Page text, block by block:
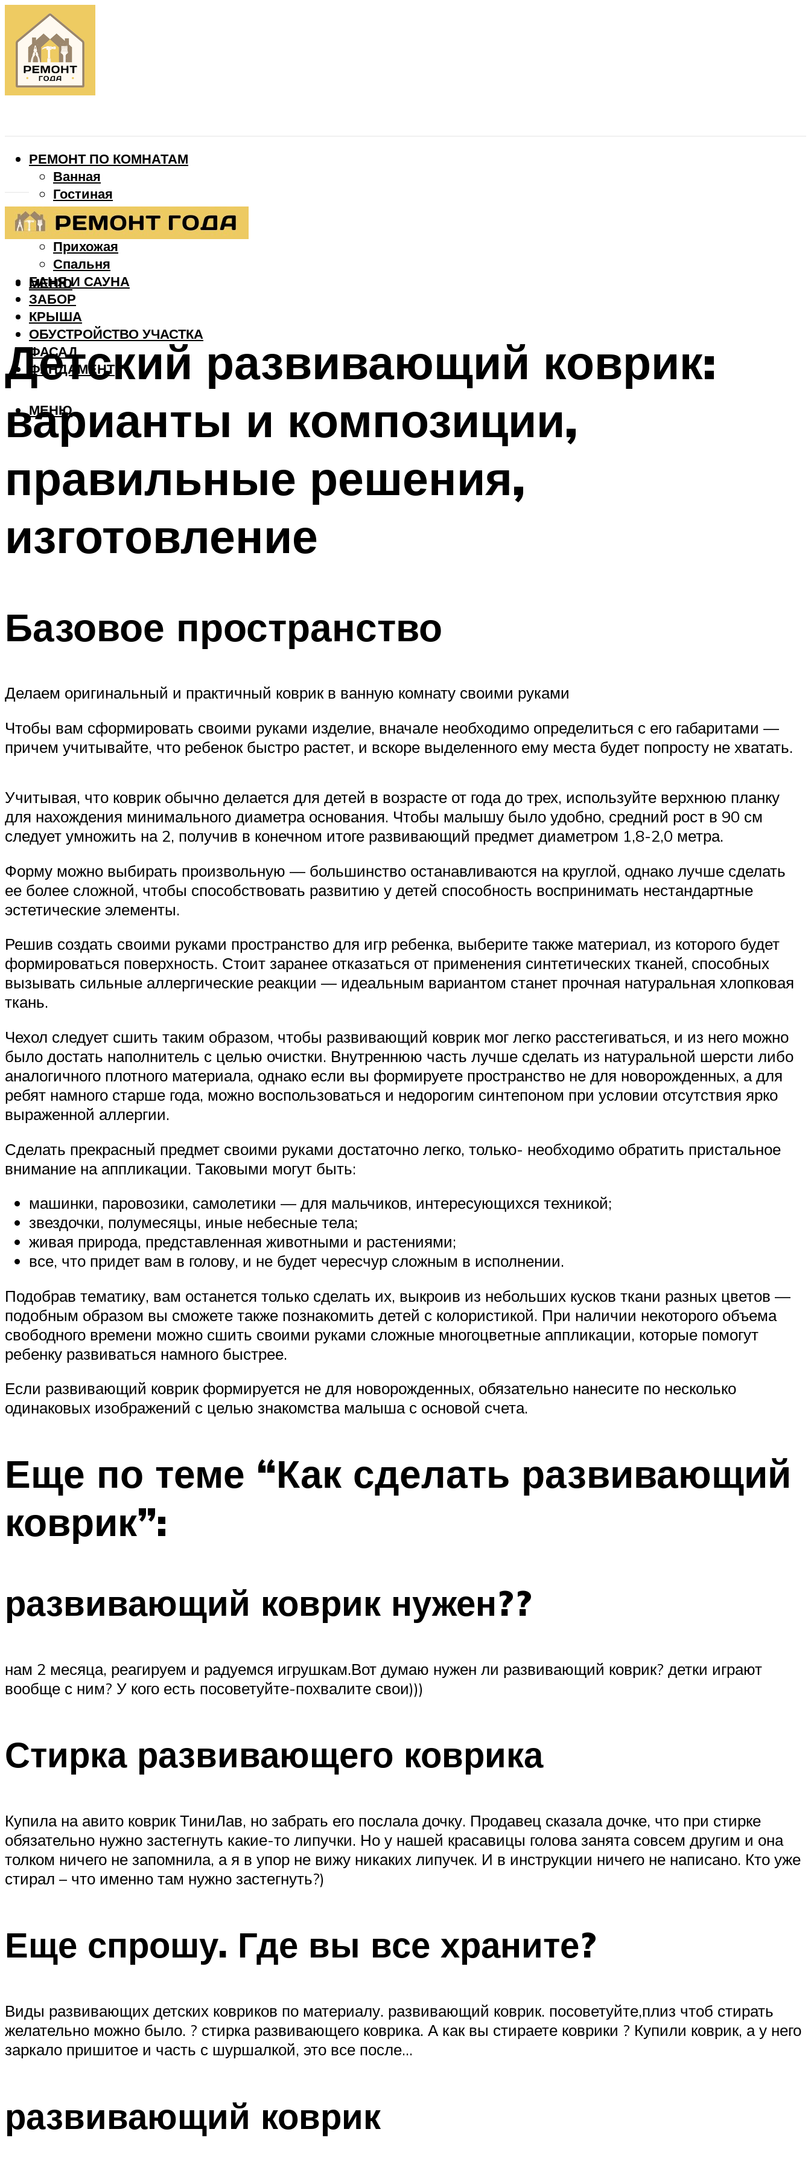
РЕМОНТ ПО КОМНАТАМ
Ванная
Гостиная
Детская
Кухня
Прихожая
Спальня
БАНЯ И САУНА
ЗАБОР
КРЫША
ОБУСТРОЙСТВО УЧАСТКА
ФАСАД
ФУНДАМЕНТ
МЕНЮ
МЕНЮ
Детский развивающий коврик:
варианты и композиции,
правильные решения,
изготовление
Базовое пространство
Делаем оригинальный и практичный коврик в ванную комнату своими руками
Чтобы вам сформировать своими руками изделие, вначале необходимо определиться с его габаритами —
причем учитывайте, что ребенок быстро растет, и вскоре выделенного ему места будет попросту не хватать.
Учитывая, что коврик обычно делается для детей в возрасте от года до трех, используйте верхнюю планку
для нахождения минимального диаметра основания. Чтобы малышу было удобно, средний рост в 90 см
следует умножить на 2, получив в конечном итоге развивающий предмет диаметром 1,8-2,0 метра.
Форму можно выбирать произвольную — большинство останавливаются на круглой, однако лучше сделать
ее более сложной, чтобы способствовать развитию у детей способность воспринимать нестандартные
эстетические элементы.
Решив создать своими руками пространство для игр ребенка, выберите также материал, из которого будет
формироваться поверхность. Стоит заранее отказаться от применения синтетических тканей, способных
вызывать сильные аллергические реакции — идеальным вариантом станет прочная натуральная хлопковая
ткань.
Чехол следует сшить таким образом, чтобы развивающий коврик мог легко расстегиваться, и из него можно
было достать наполнитель с целью очистки. Внутреннюю часть лучше сделать из натуральной шерсти либо
аналогичного плотного материала, однако если вы формируете пространство не для новорожденных, а для
ребят намного старше года, можно воспользоваться и недорогим синтепоном при условии отсутствия ярко
выраженной аллергии.
Сделать прекрасный предмет своими руками достаточно легко, только- необходимо обратить пристальное
внимание на аппликации. Таковыми могут быть:
машинки, паровозики, самолетики — для мальчиков, интересующихся техникой;
звездочки, полумесяцы, иные небесные тела;
живая природа, представленная животными и растениями;
все, что придет вам в голову, и не будет чересчур сложным в исполнении.
Подобрав тематику, вам останется только сделать их, выкроив из небольших кусков ткани разных цветов —
подобным образом вы сможете также познакомить детей с колористикой. При наличии некоторого объема
свободного времени можно сшить своими руками сложные многоцветные аппликации, которые помогут
ребенку развиваться намного быстрее.
Если развивающий коврик формируется не для новорожденных, обязательно нанесите по несколько
одинаковых изображений с целью знакомства малыша с основой счета.
Еще по теме “Как сделать развивающий
коврик”:
развивающий коврик нужен??
нам 2 месяца, реагируем и радуемся игрушкам.Вот думаю нужен ли развивающий коврик? детки играют
вообще с ним? У кого есть посоветуйте-похвалите свои)))
Стирка развивающего коврика
Купила на авито коврик ТиниЛав, но забрать его послала дочку. Продавец сказала дочке, что при стирке
обязательно нужно застегнуть какие-то липучки. Но у нашей красавицы голова занята совсем другим и она
толком ничего не запомнила, а я в упор не вижу никаких липучек. И в инструкции ничего не написано. Кто уже
стирал – что именно там нужно застегнуть?)
Еще спрошу. Где вы все храните?
Виды развивающих детских ковриков по материалу. развивающий коврик. посоветуйте,плиз чтоб стирать
желательно можно было. ? стирка развивающего коврика. А как вы стираете коврики ? Купили коврик, а у него
заркало пришитое и часть с шуршалкой, это все после…
развивающий коврик